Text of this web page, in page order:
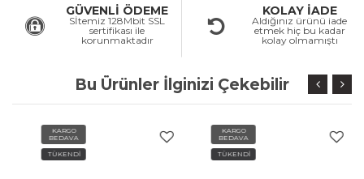
GÜVENLİ ÖDEME
Sİtemiz 128Mbit SSL
sertifikası ile
korunmaktadır
KOLAY İADE
Aldığınız ürünü iade
etmek hiç bu kadar
kolay olmamıştı
Bu Ürünler İlginizi Çekebilir
KARGO
BEDAVA
TÜKENDİ
KARGO
BEDAVA
TÜKENDİ